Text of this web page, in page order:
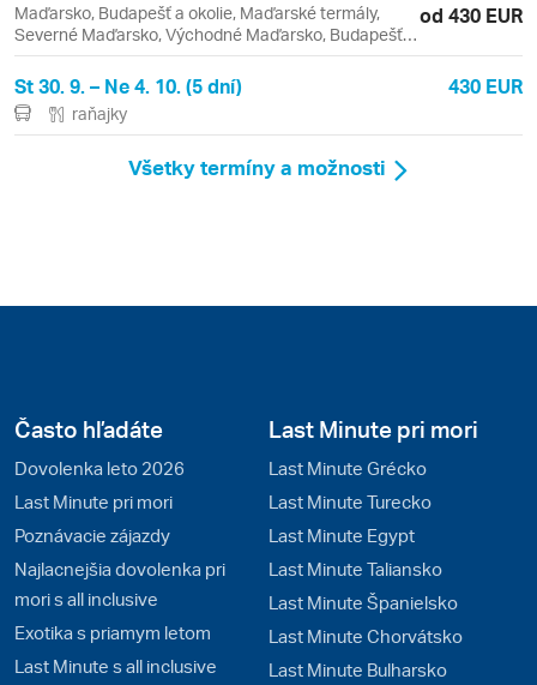
Maďarsko, Budapešť a okolie, Maďarské termály,
Severné Maďarsko, Východné Maďarsko, Budapešť,
Eger, Miskolc
od 430 EUR
St 30. 9. – Ne 4. 10. (5 dní) 430 EUR
raňajky
Všetky termíny a možnosti
Často hľadáte
Dovolenka leto 2026
Last Minute pri mori
Poznávacie zájazdy
Najlacnejšia dovolenka pri
mori s all inclusive
Exotika s priamym letom
Last Minute s all inclusive
Last Minute pri mori
Last Minute Grécko
Last Minute Turecko
Last Minute Egypt
Last Minute Taliansko
Last Minute Španielsko
Last Minute Chorvátsko
Last Minute Bulharsko